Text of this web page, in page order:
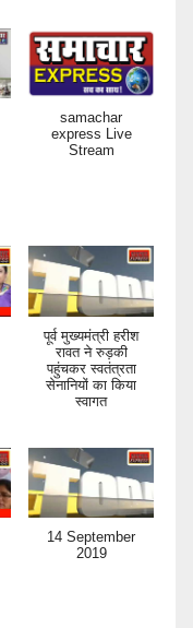
samachar
express Live
Stream
पूर्व मुख्यमंत्री हरीश
रावत ने रुड़की
पहुंचकर स्वतंत्रता
सेनानियों का किया
स्वागत
14 September
2019